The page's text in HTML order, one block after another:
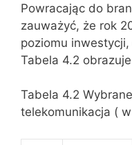
Powracając do
zauważyć, że rok
poziomu inwestycji,
Tabela 4.2
Tabela 4.2
telekomunikacja (